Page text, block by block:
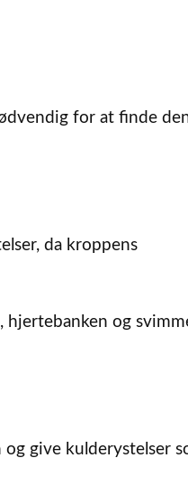
for at finde
da kroppens
hjertebanken og
give kulderystelser